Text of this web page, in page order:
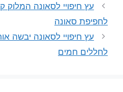
עץ חיפויי לסאונה המלוק
לחפיפת סאונה
עץ חיפויי לסאונה יבשה
לחללים חמים